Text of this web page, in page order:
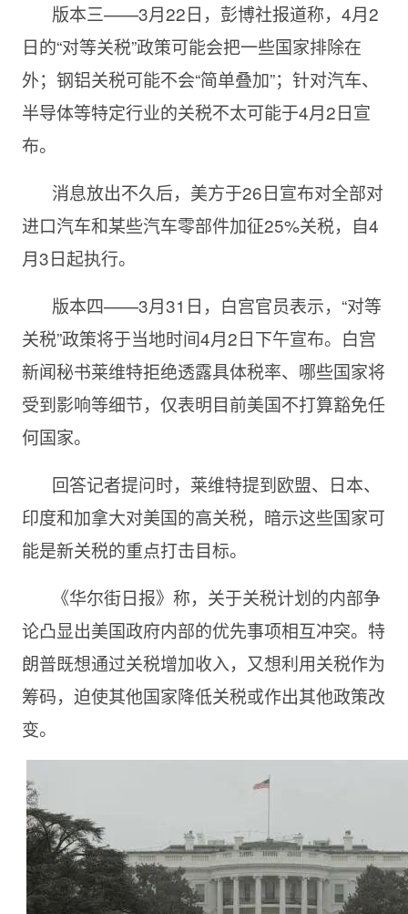
版本三——3月22日，彭博社报道称，4月2
日的“对等关税”政策可能会把一些国家排除在
外；钢铝关税可能不会“简单叠加”；针对汽车、
半导体等特定行业的关税不太可能于4月2日宣
布。
消息放出不久后，美方于26日宣布对全部对
进口汽车和某些汽车零部件加征25%关税，自4
月3日起执行。
版本四——3月31日，白宫官员表示，“对等
关税”政策将于当地时间4月2日下午宣布。白宫
新闻秘书莱维特拒绝透露具体税率、哪些国家将
受到影响等细节，仅表明目前美国不打算豁免任
何国家。
回答记者提问时，莱维特提到欧盟、日本、
印度和加拿大对美国的高关税，暗示这些国家可
能是新关税的重点打击目标。
《华尔街日报》称，关于关税计划的内部争
论凸显出美国政府内部的优先事项相互冲突。特
朗普既想通过关税增加收入，又想利用关税作为
筹码，迫使其他国家降低关税或作出其他政策改
变。